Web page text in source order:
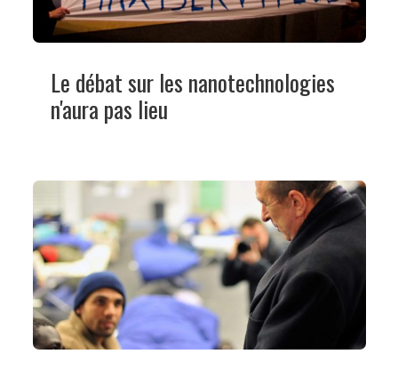
Le débat sur les nanotechnologies
n'aura pas lieu